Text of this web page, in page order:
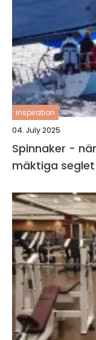
inspiration
04. July 2025
Spinnaker -
mäktiga seglet